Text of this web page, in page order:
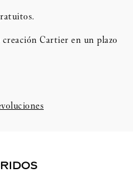
Cartier en un plazo